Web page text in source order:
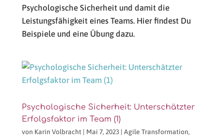
Psychologische Sicherheit und damit die
Leistungsfähigkeit eines Teams. Hier findest Du
Beispiele und eine Übung dazu.
Psychologische Sicherheit: Unterschätzter
Erfolgsfaktor im Team (1)
von Karin Volbracht| Mai 7, 2023| Agile Transformation,